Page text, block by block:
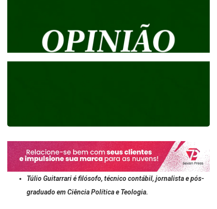
Túlio Guitarrari é filósofo, técnico contábil, jornalista e pós-
graduado em Ciência Política e Teologia.